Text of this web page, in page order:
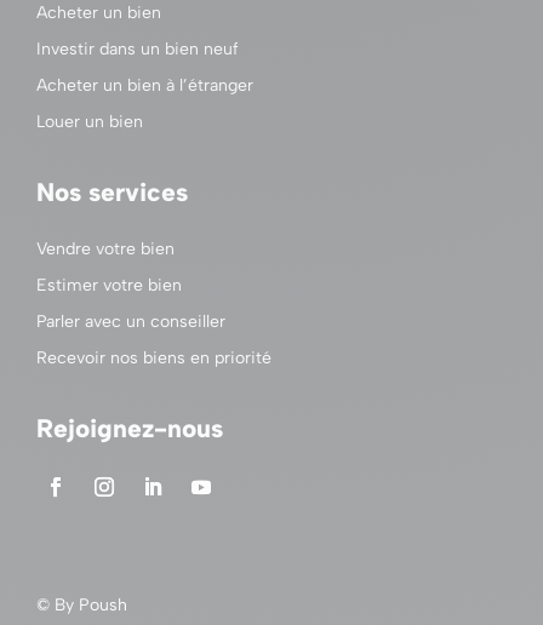
Acheter un bien
Investir dans un bien neuf
Acheter un bien à l’étranger
Louer un bien
Nos services
Vendre votre bien
Estimer votre bien
Parler avec un conseiller
Recevoir nos biens en priorité
Rejoignez-nous
© By Poush